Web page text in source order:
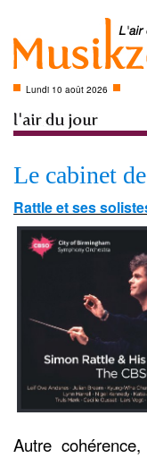
Lundi 10 août 2026
Le cabinet
Rattle et ses
Autre